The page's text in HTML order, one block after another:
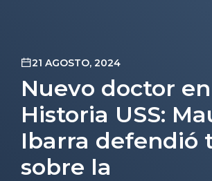
21 AGOSTO, 2024
Nuevo doctor en
Historia USS:
Ibarra defendió
sobre la